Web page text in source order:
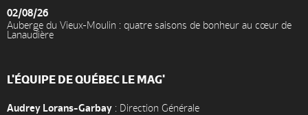
02/08/26
Auberge du Vieux-Moulin : quatre saisons de bonheur au cœur de
Lanaudière
L'ÉQUIPE DE QUÉBEC LE MAG'
Audrey Lorans-Garbay : Direction Générale